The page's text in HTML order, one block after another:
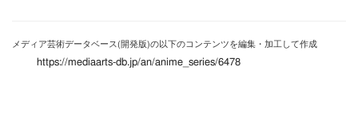
メディア芸術データベース(開発版)の以下のコンテンツを編集・加工して作成
https://mediaarts-db.jp/an/anime_series/6478